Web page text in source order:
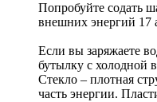
Попробуйте содать
внешних энергий 17
Если вы заряжаете
бутылку с холодной
Стекло – плотная
часть энергии.